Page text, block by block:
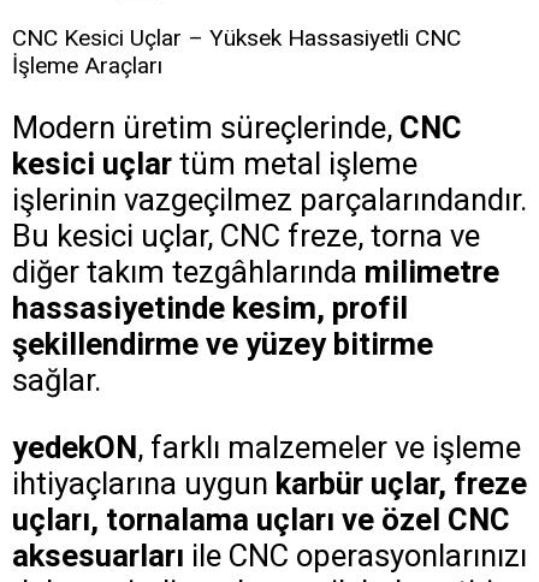
CNC Kesici Uçlar – Yüksek Hassasiyetli CNC
İşleme Araçları
Modern üretim süreçlerinde, CNC
kesici uçlar tüm metal işleme
işlerinin vazgeçilmez parçalarındandır.
Bu kesici uçlar, CNC freze, torna ve
diğer takım tezgâhlarında milimetre
hassasiyetinde kesim, profil
şekillendirme ve yüzey bitirme
sağlar.
yedekON, farklı malzemeler ve işleme
ihtiyaçlarına uygun karbür uçlar, freze
uçları, tornalama uçları ve özel CNC
aksesuarları ile CNC operasyonlarınızı